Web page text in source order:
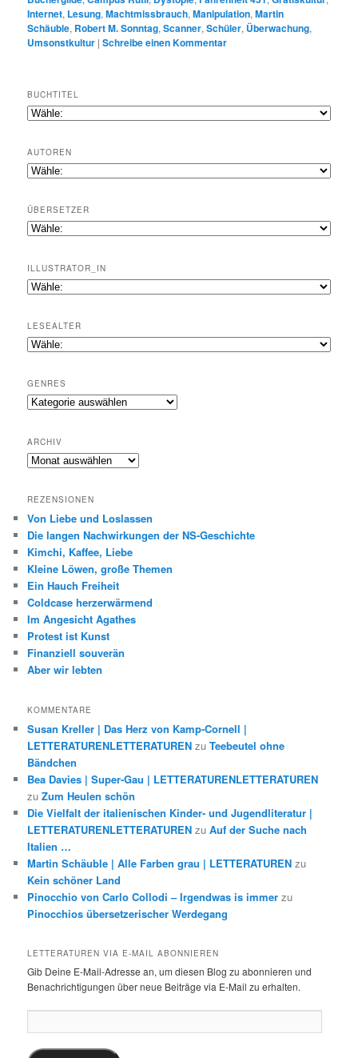
Internet, Lesung,Machtmissbrauch,Manipulation,Martin
Schäuble, Robert M. Sonntag,Scanner,Schüler, Überwachung,
Umsonstkultur |Schreibe einen Kommentar
BUCHTITEL
AUTOREN
ÜBERSETZER
ILLUSTRATOR_IN
LESEALTER
GENRES
Genres
ARCHIV
Archiv
REZENSIONEN
Von Liebe und Loslassen
Die langen Nachwirkungen der NS-Geschichte
Kimchi, Kaffee, Liebe
Kleine Löwen, große Themen
Ein Hauch Freiheit
Coldcase herzerwärmend
Im Angesicht Agathes
Protest ist Kunst
Finanziell souverän
Aber wir lebten
KOMMENTARE
Susan Kreller | Das Herz von Kamp-Cornell |
LETTERATURENLETTERATUREN zuTeebeutel ohne
Bändchen
Bea Davies | Super-Gau | LETTERATURENLETTERATUREN
zuZum Heulen schön
Die Vielfalt der italienischen Kinder- und Jugendliteratur |
LETTERATURENLETTERATUREN zuAuf der Suche nach
Italien …
Martin Schäuble | Alle Farben grau | LETTERATUREN zu
Kein schöner Land
Pinocchio von Carlo Collodi – Irgendwas is immer zu
Pinocchios übersetzerischer Werdegang
LETTERATUREN VIA E-MAIL ABONNIEREN
Gib Deine E-Mail-Adresse an, um diesen Blog zu abonnieren und
Benachrichtigungen über neue Beiträge via E-Mail zu erhalten.
Mail-
Adresse: